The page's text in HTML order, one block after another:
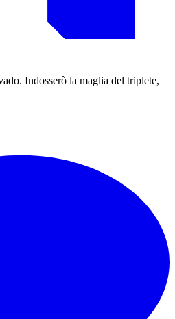
Indosserò la maglia del triplete,